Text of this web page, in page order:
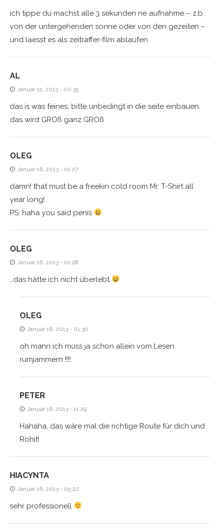
ich tippe du machst alle 3 sekunden ne aufnahme – z.b.
von der untergehenden sonne oder von den gezeiten –
und laesst es als zeitraffer-film ablaufen.
AL
Januar 15, 2013 - 00:35
das is was feines, bitte unbedingt in die seite einbauen.
das wird GROß ganz GROß
OLEG
Januar 16, 2013 - 01:27
damn! that must be a freekin cold room Mr. T-Shirt all
year long!
PS: haha you said penis
OLEG
Januar 16, 2013 - 01:28
…das hätte ich nicht überlebt
OLEG
Januar 16, 2013 - 01:30
oh mann ich muss ja schon allein vom Lesen
rumjammern !!!!
PETER
Januar 16, 2013 - 11:29
Hahaha, das wäre mal die richtige Route für dich und
Rohit!
HIACYNTA
Januar 16, 2013 - 05:22
sehr professionell